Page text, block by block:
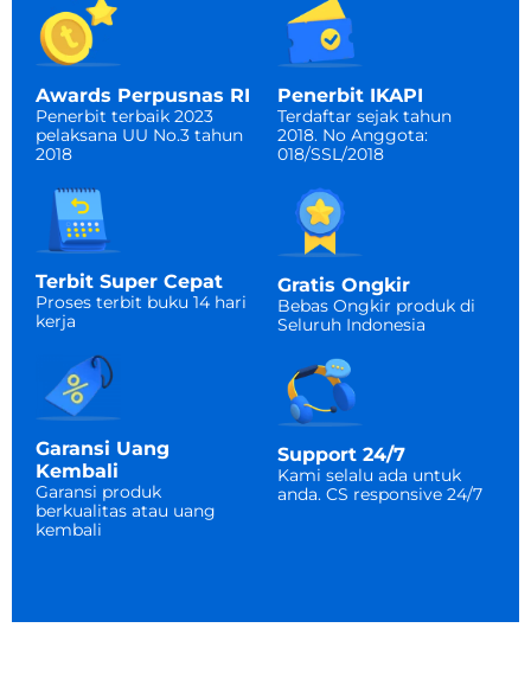
Awards Perpusnas RI
Penerbit terbaik 2023
pelaksana UU No.3 tahun
2018
Terbit Super Cepat
Proses terbit buku 14 hari
kerja
Garansi Uang
Kembali
Garansi produk
berkualitas atau uang
kembali
Penerbit IKAPI
Terdaftar sejak tahun
2018. No Anggota:
018/SSL/2018
Gratis Ongkir
Bebas Ongkir produk di
Seluruh Indonesia​
Support 24/7
Kami selalu ada untuk
anda. CS responsive 24/7​